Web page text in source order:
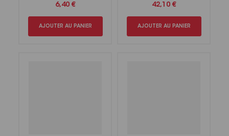
6,40 €
AJOUTER AU PANIER
42,10 €
AJOUTER AU PANIER